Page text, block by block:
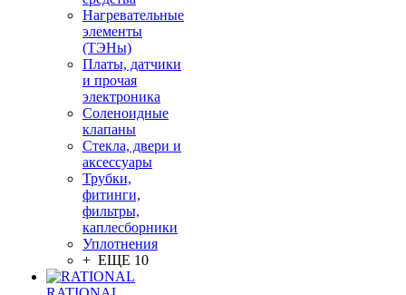
Нагревательные
элементы
(ТЭНы)
Платы, датчики
и прочая
электроника
Соленоидные
клапаны
Стекла, двери и
аксессуары
Трубки,
фитинги,
фильтры,
каплесборники
Уплотнения
+ ЕЩЕ 10